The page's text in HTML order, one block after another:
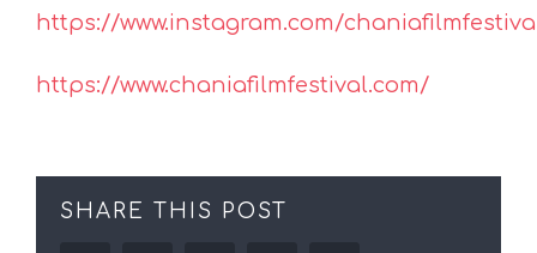
https://www.instagram.com/
https://www.chaniafilmfestival.com/
SHARE THIS POST